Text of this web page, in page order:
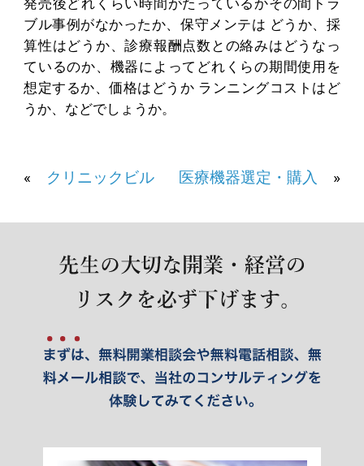
発売後どれくらい時間がたっているかその間トラ
ブル事例がなかったか、保守メンテは どうか、採
算性はどうか、診療報酬点数との絡みはどうなっ
ているのか、機器によってどれくらの期間使用を
想定するか、価格はどうか ランニングコストはど
うか、などでしょうか。
« クリニックビル 医療機器選定・購入 »